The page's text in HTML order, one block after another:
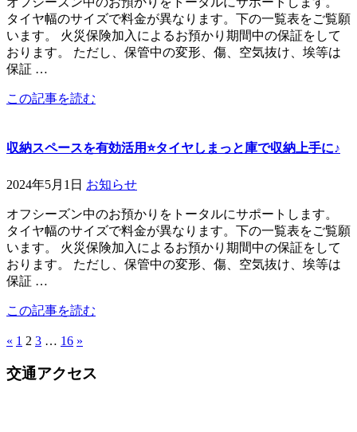
タイヤ幅のサイズで料金が異なります。下の一覧表をご覧願
います。 火災保険加入によるお預かり期間中の保証をして
おります。 ただし、保管中の変形、傷、空気抜け、埃等は
保証 …
この記事を読む
収納スペースを有効活用⭐️タイヤしまっと庫で収納上手に♪
2024年5月1日 お知らせ
オフシーズン中のお預かりをトータルにサポートします。
タイヤ幅のサイズで料金が異なります。下の一覧表をご覧願
います。 火災保険加入によるお預かり期間中の保証をして
おります。 ただし、保管中の変形、傷、空気抜け、埃等は
保証 …
この記事を読む
« 1 2 3 … 16 »
交通アクセス